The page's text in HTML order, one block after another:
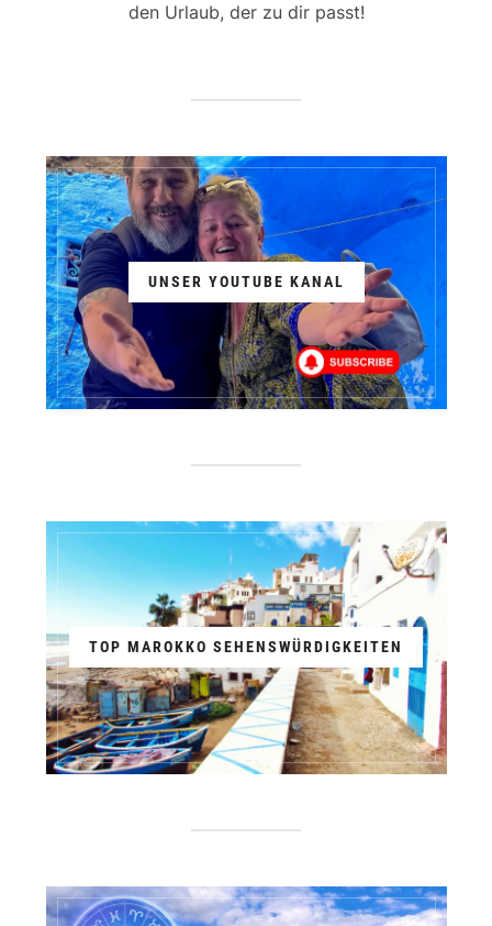
den Urlaub, der zu dir passt!
UNSER YOUTUBE KANAL
TOP MAROKKO SEHENSWÜRDIGKEITEN